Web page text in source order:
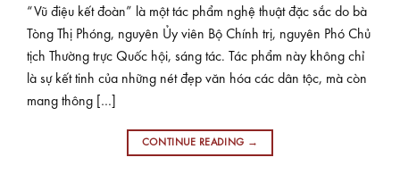
“Vũ điệu kết đoàn” là một tác phẩm nghệ thuật đặc sắc do bà
Tòng Thị Phóng, nguyên Ủy viên Bộ Chính trị, nguyên Phó Chủ
tịch Thường trực Quốc hội, sáng tác. Tác phẩm này không chỉ
là sự kết tinh của những nét đẹp văn hóa các dân tộc, mà còn
mang thông […]
CONTINUE READING →